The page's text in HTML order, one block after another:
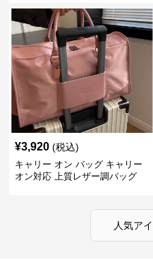
¥3,920 (税込)
キャリー オン バッグ キャリー
オン対応 上質レザー調バッグ
人気ア